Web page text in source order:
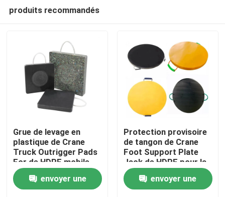
Maison
Produits
Au sujet de nous
produits recommandés
Grue de levage en
plastique de Crane
Truck Outrigger Pads
For de HDPE mobile
durable de place
envoyer une
Protection provisoire
de tangon de Crane
Foot Support Plate
Jack de HDPE pour la
construction
envoyer une